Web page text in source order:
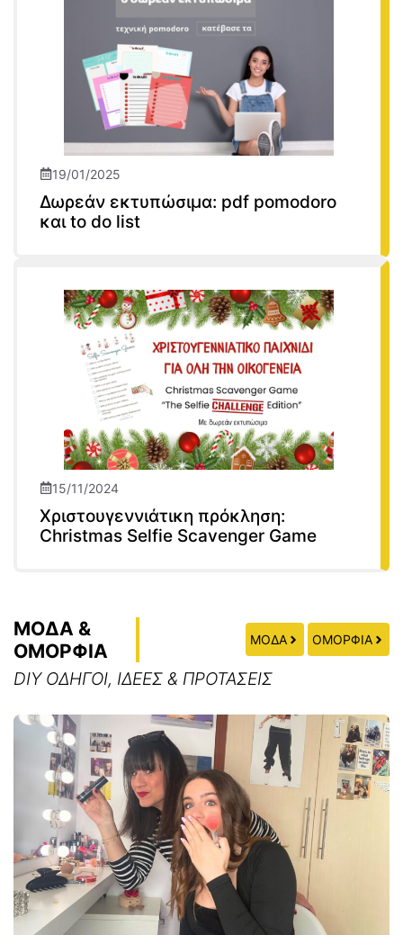
19/01/2025
Δωρεάν εκτυπώσιμα: pdf pomodoro
και to do list
15/11/2024
Χριστουγεννιάτικη πρόκληση:
Christmas Selfie Scavenger Game
ΜΟΔΑ &
ΟΜΟΡΦΙΑ
ΜΟΔΑ ΟΜΟΡΦΙΑ
DIY ΟΔΗΓΟΙ, ΙΔΕΕΣ & ΠΡΟΤΑΣΕΙΣ